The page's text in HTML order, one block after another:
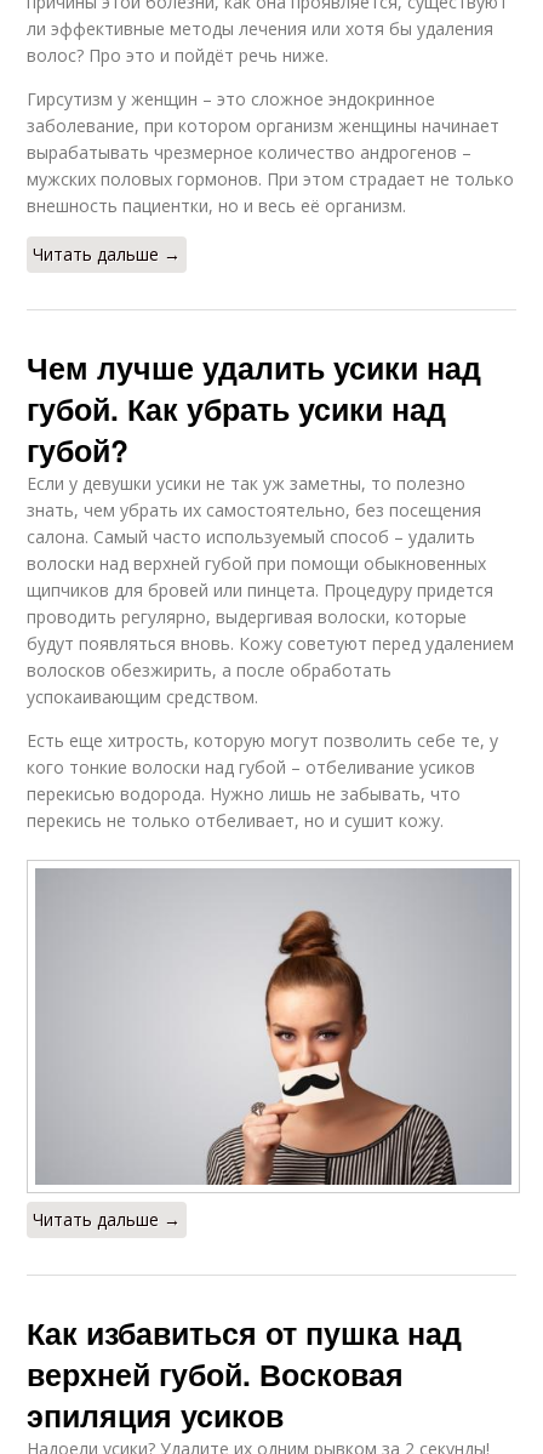
ли эффективные методы лечения или хотя бы удаления
волос? Про это и пойдёт речь ниже.
Гирсутизм у женщин – это сложное эндокринное
заболевание, при котором организм женщины начинает
вырабатывать чрезмерное количество андрогенов –
мужских половых гормонов. При этом страдает не только
внешность пациентки, но и весь её организм.
Читать дальше →
Чем лучше удалить усики над
губой. Как убрать усики над
губой?
Если у девушки усики не так уж заметны, то полезно
знать, чем убрать их самостоятельно, без посещения
салона. Самый часто используемый способ – удалить
волоски над верхней губой при помощи обыкновенных
щипчиков для бровей или пинцета. Процедуру придется
проводить регулярно, выдергивая волоски, которые
будут появляться вновь. Кожу советуют перед удалением
волосков обезжирить, а после обработать
успокаивающим средством.
Есть еще хитрость, которую могут позволить себе те, у
кого тонкие волоски над губой – отбеливание усиков
перекисью водорода. Нужно лишь не забывать, что
перекись не только отбеливает, но и сушит кожу.
Читать дальше →
Как избавиться от пушка над
верхней губой. Восковая
эпиляция усиков
Надоели усики? Удалите их одним рывком за 2 секунды!